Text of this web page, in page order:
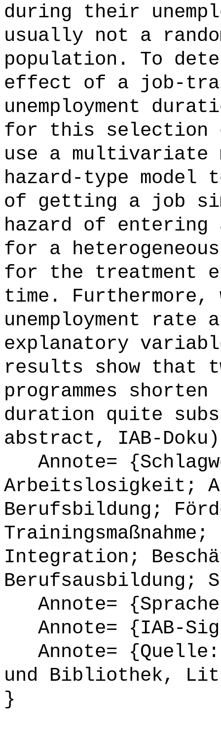
during their
usually not a
population. To
effect of a job-
unemployment
for this selection
use a multivariate
hazard-type model
of getting a job
hazard of entering
for a
for the treatment
time. Furthermore,
unemployment rate
explanatory
results show that
programmes shorten
duration quite
abstract, IAB-
Annote=
Arbeitslosigkeit;
Berufsbildung;
Integration;
Berufsausbildung;
Annote=
Annote= {IAB-
Annote= {Quelle:
und Bibliothek,
}